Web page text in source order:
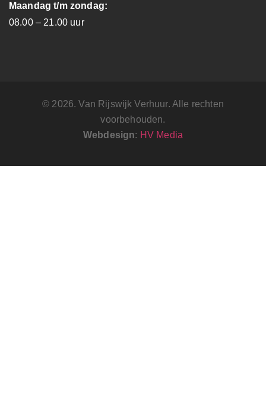
Maandag t/m zondag:
08.00 – 21.00 uur
© 2026. Van Rijswijk Verhuur. Alle rechten
voorbehouden.
Webdesign: HV Media